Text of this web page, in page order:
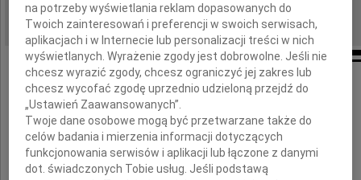
DATA EMISJI: 16.02.2017
Eligiuszowi Podolanowi
wyrazy głębokiego współczucia
z powodu śmierci
na potrzeby wyświetlania reklam dopasowanych do
Twoich zainteresowań i preferencji w swoich serwisach,
aplikacjach i w Internecie lub personalizacji treści w nich
wyświetlanych. Wyrażenie zgody jest dobrowolne. Jeśli nie
chcesz wyrazić zgody, chcesz ograniczyć jej zakres lub
chcesz wycofać zgodę uprzednio udzieloną przejdź do
„Ustawień Zaawansowanych”.
Twoje dane osobowe mogą być przetwarzane także do
celów badania i mierzenia informacji dotyczących
funkcjonowania serwisów i aplikacji lub łączone z danymi
dot. świadczonych Tobie usług. Jeśli podstawą